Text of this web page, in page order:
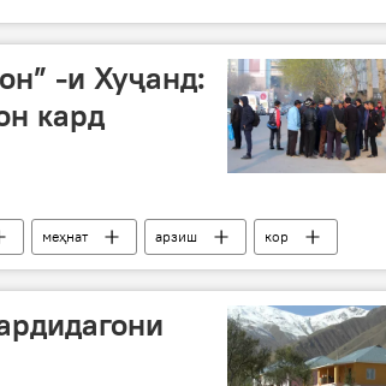
-и Хуҷанд:
кард
меҳнат арзиш
кор